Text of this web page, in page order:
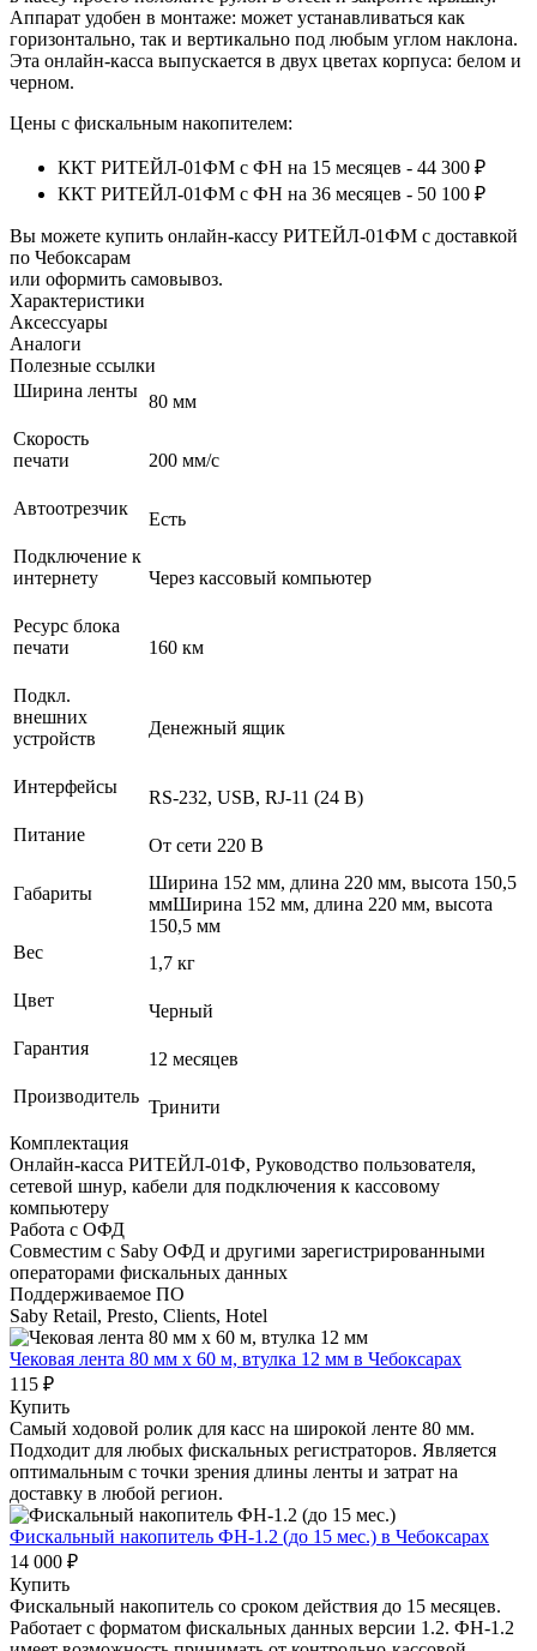
Аппарат удобен в монтаже: может устанавливаться как
горизонтально, так и вертикально под любым углом наклона.
Эта онлайн-касса выпускается в двух цветах корпуса: белом и
черном.
Цены с фискальным накопителем:
ККТ РИТЕЙЛ-01ФМ с ФН на 15 месяцев - 44 300 ₽
ККТ РИТЕЙЛ-01ФМ с ФН на 36 месяцев - 50 100 ₽
Вы можете купить онлайн‑кассу РИТЕЙЛ-01ФМ с доставкой
по Чебоксарам
или оформить самовывоз.
Характеристики
Аксессуары
Аналоги
Полезные ссылки
Ширина ленты
80 мм
Скорость
печати
200 мм/с
Автоотрезчик
Есть
Подключение к
интернету
Через кассовый компьютер
Ресурс блока
печати
160 км
Подкл.
внешних
устройств
Денежный ящик
Интерфейсы
RS-232, USB, RJ-11 (24 В)
Питание
От сети 220 В
Габариты
Ширина 152 мм, длина 220 мм, высота 150,5
ммШирина 152 мм, длина 220 мм, высота
150,5 мм
Вес
1,7 кг
Цвет
Черный
Гарантия
12 месяцев
Производитель
Тринити
Комплектация
Онлайн-касса РИТЕЙЛ-01Ф, Руководство пользователя,
сетевой шнур, кабели для подключения к кассовому
компьютеру
Работа с ОФД
Совместим с Saby ОФД и другими зарегистрированными
операторами фискальных данных
Поддерживаемое ПО
Saby Retail, Presto, Clients, Hotel
Чековая лента 80 мм x 60 м, втулка 12 мм в Чебоксарах
115 ₽
Купить
Самый ходовой ролик для касс на широкой ленте 80 мм.
Подходит для любых фискальных регистраторов. Является
оптимальным с точки зрения длины ленты и затрат на
доставку в любой регион.
Фискальный накопитель ФН-1.2 (до 15 мес.) в Чебоксарах
14 000 ₽
Купить
Фискальный накопитель cо сроком действия до 15 месяцев.
Работает с форматом фискальных данных версии 1.2. ФН-1.2